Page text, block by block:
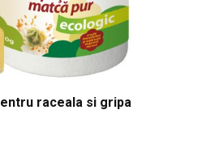
raceala si gripa